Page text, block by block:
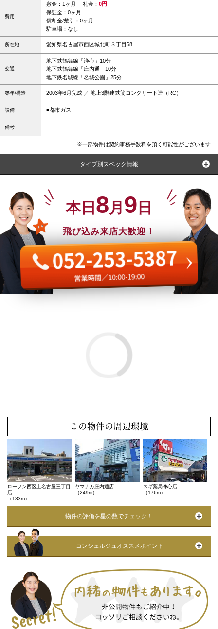
費用
敷金：1ヶ月 礼金： 0円
保証金：0ヶ月
償却金/敷引：0ヶ月
駐車場：なし
所在地 愛知県名古屋市西区城北町３丁目68
交通
地下鉄鶴舞線「浄心」10分
地下鉄鶴舞線「庄内通」10分
地下鉄名城線「名城公園」25分
築年/構造 2003年6月完成 ／ 地上3階建鉄筋コンクリート造（RC）
設備 ■都市ガス
備考
※一部物件は契約事務手数料を頂く可能性がございます
タイプ別スペック情報
本日 8月 9 日
飛び込み来店大歓迎！
この物件の周辺環境
ローソン西区上名古屋三丁目
店
（133m）
ヤマナカ庄内通店
（249m）
スギ薬局浄心店
（176m）
物件の評価を星の数でチェック！
コンシェルジュオススメポイント